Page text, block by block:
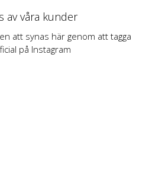
av våra kunder
att synas här genom att tagga
på Instagram